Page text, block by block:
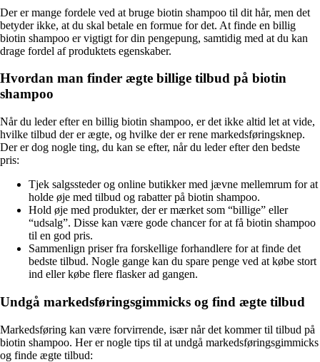
Der er mange fordele ved at bruge biotin shampoo til dit hår, men det
betyder ikke, at du skal betale en formue for det. At finde en billig
biotin shampoo er vigtigt for din pengepung, samtidig med at du kan
drage fordel af produktets egenskaber.
Hvordan man finder ægte billige tilbud på biotin
shampoo
Når du leder efter en billig biotin shampoo, er det ikke altid let at vide,
hvilke tilbud der er ægte, og hvilke der er rene markedsføringsknep.
Der er dog nogle ting, du kan se efter, når du leder efter den bedste
pris:
Tjek salgssteder og online butikker med jævne mellemrum for at
holde øje med tilbud og rabatter på biotin shampoo.
Hold øje med produkter, der er mærket som “billige” eller
“udsalg”. Disse kan være gode chancer for at få biotin shampoo
til en god pris.
Sammenlign priser fra forskellige forhandlere for at finde det
bedste tilbud. Nogle gange kan du spare penge ved at købe stort
ind eller købe flere flasker ad gangen.
Undgå markedsføringsgimmicks og find ægte tilbud
Markedsføring kan være forvirrende, især når det kommer til tilbud på
biotin shampoo. Her er nogle tips til at undgå markedsføringsgimmicks
og finde ægte tilbud: